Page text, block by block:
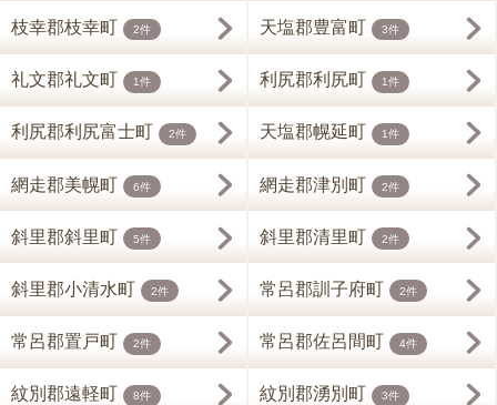
枝幸郡枝幸町 2件 天塩郡豊富町 3件
礼文郡礼文町 1件 利尻郡利尻町 1件
利尻郡利尻富士町 2件 天塩郡幌延町 1件
網走郡美幌町 6件 網走郡津別町 2件
斜里郡斜里町 5件 斜里郡清里町 2件
斜里郡小清水町 2件 常呂郡訓子府町 2件
常呂郡置戸町 2件 常呂郡佐呂間町 4件
紋別郡遠軽町 8件 紋別郡湧別町 3件